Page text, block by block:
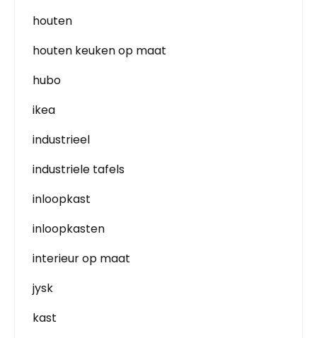
houten
houten keuken op maat
hubo
ikea
industrieel
industriele tafels
inloopkast
inloopkasten
interieur op maat
jysk
kast